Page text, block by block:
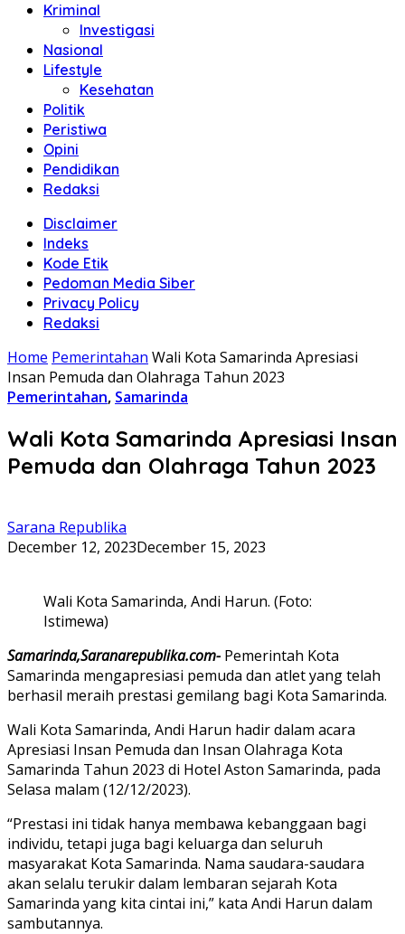
Kriminal
Investigasi
Nasional
Lifestyle
Kesehatan
Politik
Peristiwa
Opini
Pendidikan
Redaksi
Disclaimer
Indeks
Kode Etik
Pedoman Media Siber
Privacy Policy
Redaksi
Home Pemerintahan Wali Kota Samarinda Apresiasi
Insan Pemuda dan Olahraga Tahun 2023
Pemerintahan, Samarinda
Wali Kota Samarinda Apresiasi Insan
Pemuda dan Olahraga Tahun 2023
Sarana Republika
December 12, 2023December 15, 2023
Wali Kota Samarinda, Andi Harun. (Foto:
Istimewa)
Samarinda,Saranarepublika.com- Pemerintah Kota
Samarinda mengapresiasi pemuda dan atlet yang telah
berhasil meraih prestasi gemilang bagi Kota Samarinda.
Wali Kota Samarinda, Andi Harun hadir dalam acara
Apresiasi Insan Pemuda dan Insan Olahraga Kota
Samarinda Tahun 2023 di Hotel Aston Samarinda, pada
Selasa malam (12/12/2023).
“Prestasi ini tidak hanya membawa kebanggaan bagi
individu, tetapi juga bagi keluarga dan seluruh
masyarakat Kota Samarinda. Nama saudara-saudara
akan selalu terukir dalam lembaran sejarah Kota
Samarinda yang kita cintai ini,” kata Andi Harun dalam
sambutannya.